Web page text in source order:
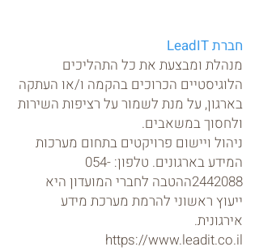
חברת LeadIT
מנהלת ומבצעת את כל התהליכים
הלוגיסטיים הכרוכים בהקמה ו/או העתקה
בארגון, על מנת לשמור על רציפות השירות
ולחסוך במשאבים.
ניהול ויישום פרויקטים בתחום מערכות
המידע בארגונים. טלפון: 054-
2442088ההטבה לחברי המועדון היא
ייעוץ ראשוני להרמת מערכת מידע
אירגונית.
https://www.leadit.co.il